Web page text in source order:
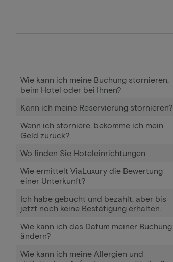
Wie kann ich meine Buchung stornieren,
beim Hotel oder bei Ihnen?
Kann ich meine Reservierung stornieren?
Wenn ich storniere, bekomme ich mein
Geld zurück?
Wo finden Sie Hoteleinrichtungen
Wie ermittelt ViaLuxury die Bewertung
einer Unterkunft?
Ich habe gebucht und bezahlt, aber bis
jetzt noch keine Bestätigung erhalten.
Wie kann ich das Datum meiner Buchung
ändern?
Wie kann ich meine Allergien und